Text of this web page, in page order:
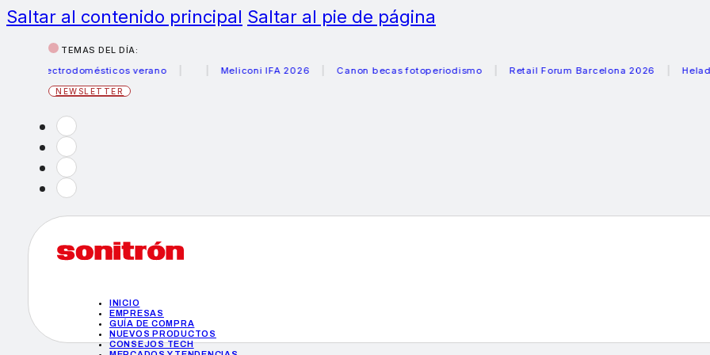
Saltar al contenido principal Saltar al pie de página
TEMAS DEL DÍA:
electrodomésticos verano
Meliconi IFA 2026 Canon becas fotoperiodismo Retail Forum Barcelona 2026 Heladeras
NEWSLETTER
INICIO
EMPRESAS
GUÍA DE COMPRA
NUEVOS PRODUCTOS
CONSEJOS TECH